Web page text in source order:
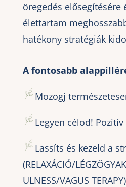
öregedés elősegítésére
élettartam
hatékony stratégiák
A fontosabb
Mozogj
Legyen célod!
Lassíts és kezeld a
(RELAXÁCIÓ/
ULNESS/VAGUS TERAPY)